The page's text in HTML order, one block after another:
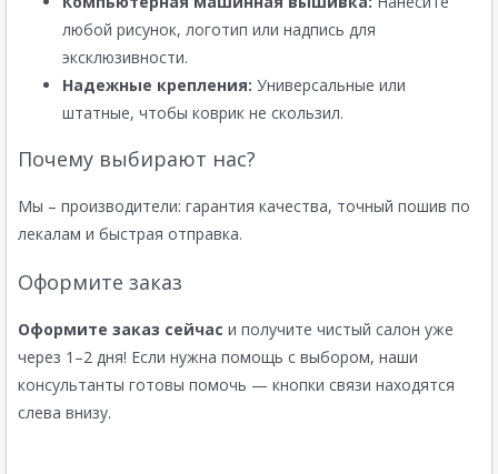
любой рисунок, логотип или надпись для
эксклюзивности.
Надежные крепления: Универсальные или
штатные, чтобы коврик не скользил.
Почему выбирают нас?
Мы – производители: гарантия качества, точный пошив по
лекалам и быстрая отправка.
Оформите заказ
Оформите заказ сейчас и получите чистый салон уже
через 1–2 дня! Если нужна помощь с выбором, наши
консультанты готовы помочь — кнопки связи находятся
слева внизу.